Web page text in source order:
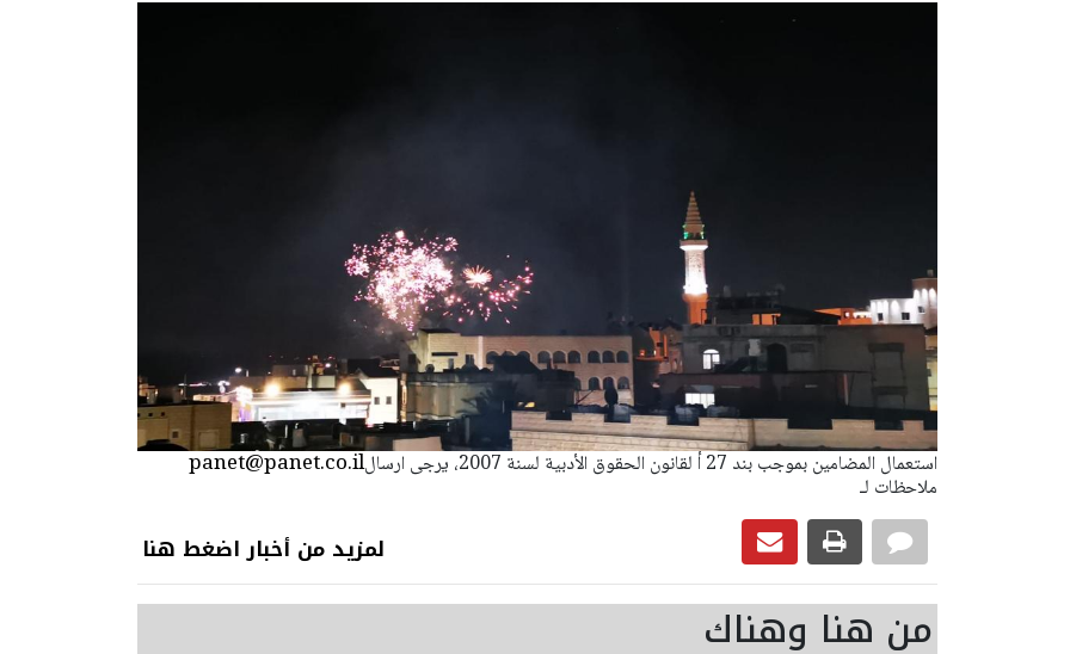
panet@panet.co.ilاستعمال المضامين بموجب بند 27 أ لقانون الحقوق الأدبية لسنة 2007، يرجى ارسال
ملاحظات لـ
لمزيد من أخبار اضغط هنا
من هنا وهناك